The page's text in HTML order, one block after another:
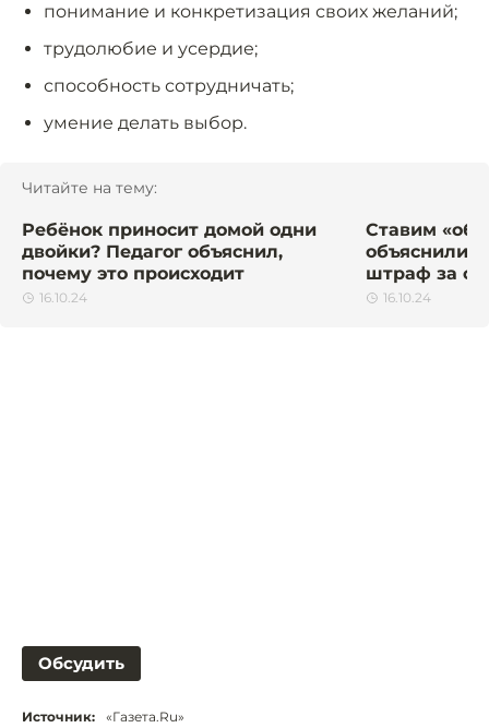
понимание и конкретизация своих желаний;
трудолюбие и усердие;
способность сотрудничать;
умение делать выбор.
Читайте на тему:
Ребёнок приносит домой одни
двойки? Педагог объяснил,
почему это происходит
16.10.24
Ставим
объяснили,
штраф за
16.10.24
Обсудить
Источник: «Газета.Ru»